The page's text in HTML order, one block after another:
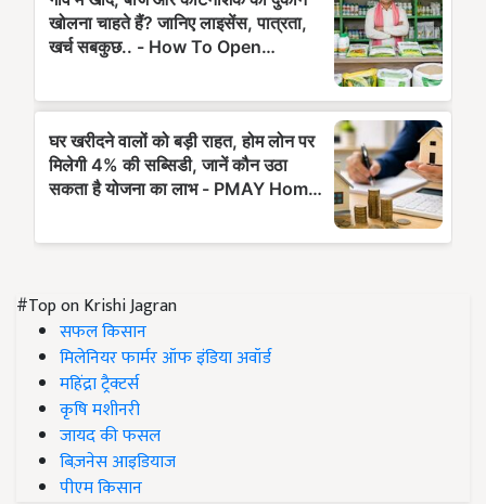
#Top on Krishi Jagran
सफल किसान
मिलेनियर फार्मर ऑफ इंडिया अवॉर्ड
महिंद्रा ट्रैक्टर्स
कृषि मशीनरी
जायद की फसल
बिज़नेस आइडियाज
पीएम किसान